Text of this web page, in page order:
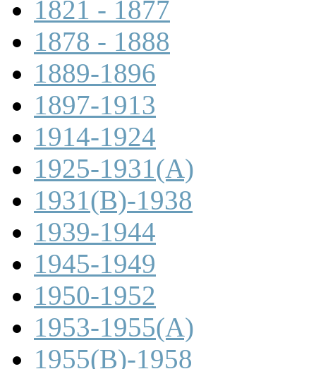
1821 - 1877
1878 - 1888
1889-1896
1897-1913
1914-1924
1925-1931(A)
1931(B)-1938
1939-1944
1945-1949
1950-1952
1953-1955(A)
1955(B)-1958